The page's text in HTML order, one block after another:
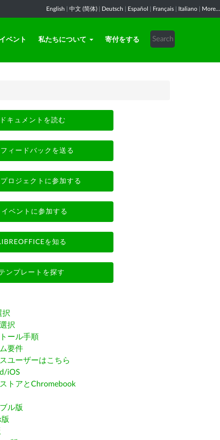
English 中文 (简体) Deutsch Español Français Italiano More...
イベント 私たちについて 寄付をする
ドキュメントを読む
フィードバックを送る
プロジェクトに参加する
イベントに参加する
を知る
ンプレートを探す
択
択
ール手順
要件
ユーザーはこちら
iOS
トアとChromebook
ル版